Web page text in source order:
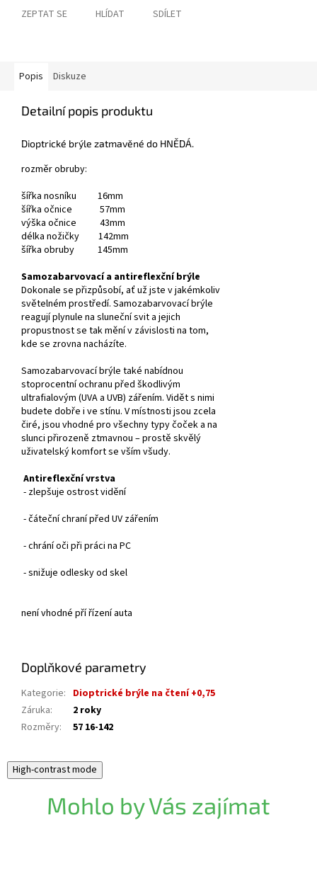
ZEPTAT SE HLÍDAT SDÍLET
Popis Diskuze
Detailní popis produktu
Dioptrické brýle zatmavěné do HNĚDÁ.
rozměr obruby:
šířka nosníku 16mm
šířka očnice 57mm
výška očnice 43mm
délka nožičky 142mm
šířka obruby 145mm
Samozabarvovací a antireflexční brýle
Dokonale se přizpůsobí, ať už jste v jakémkoliv
světelném prostředí. Samozabarvovací brýle
reagují plynule na sluneční svit a jejich
propustnost se tak mění v závislosti na tom,
kde se zrovna nacházíte.
Samozabarvovací brýle také nabídnou
stoprocentní ochranu před škodlivým
ultrafialovým (UVA a UVB) zářením. Vidět s nimi
budete dobře i ve stínu. V místnosti jsou zcela
čiré, jsou vhodné pro všechny typy čoček a na
slunci přirozeně ztmavnou – prostě skvělý
uživatelský komfort se vším všudy.
Antireflexční vrstva
- zlepšuje ostrost vidění
- čáteční chraní před UV zářením
- chrání oči při práci na PC
- snižuje odlesky od skel
není vhodné pří řízení auta
Doplňkové parametry
Kategorie: Dioptrické brýle na čtení +0,75
Záruka:
2 roky
Rozměry: 57 16-142
High-contrast mode
Mohlo by Vás zajímat